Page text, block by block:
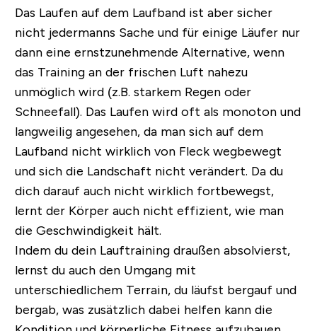
Das Laufen auf dem Laufband ist aber sicher
nicht jedermanns Sache und für einige Läufer nur
dann eine ernstzunehmende Alternative, wenn
das Training an der frischen Luft nahezu
unmöglich wird (z.B. starkem Regen oder
Schneefall). Das Laufen wird oft als monoton und
langweilig angesehen, da man sich auf dem
Laufband nicht wirklich von Fleck wegbewegt
und sich die Landschaft nicht verändert. Da du
dich darauf auch nicht wirklich fortbewegst,
lernt der Körper auch nicht effizient, wie man
die Geschwindigkeit hält.
Indem du dein Lauftraining draußen absolvierst,
lernst du auch den Umgang mit
unterschiedlichem Terrain, du läufst bergauf und
bergab, was zusätzlich dabei helfen kann die